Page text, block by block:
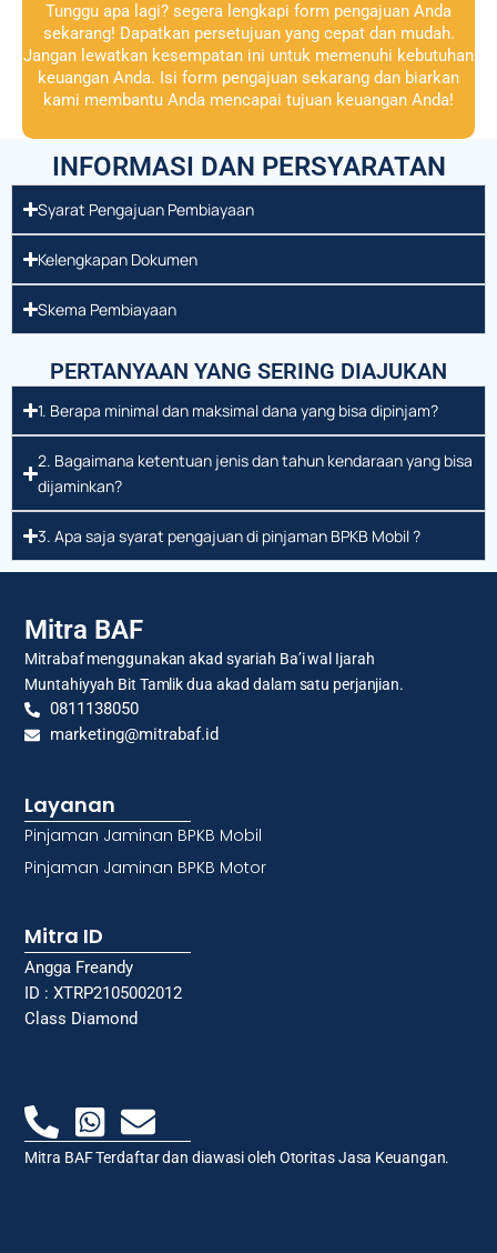
Tunggu apa lagi? segera lengkapi form pengajuan Anda
sekarang! Dapatkan persetujuan yang cepat dan mudah.
Jangan lewatkan kesempatan ini untuk memenuhi kebutuhan
keuangan Anda. Isi form pengajuan sekarang dan biarkan
kami membantu Anda mencapai tujuan keuangan Anda!
INFORMASI DAN PERSYARATAN
Syarat Pengajuan Pembiayaan
Kelengkapan Dokumen
Skema Pembiayaan
PERTANYAAN YANG SERING DIAJUKAN
1. Berapa minimal dan maksimal dana yang bisa dipinjam?
2. Bagaimana ketentuan jenis dan tahun kendaraan yang bisa
dijaminkan?
3. Apa saja syarat pengajuan di pinjaman BPKB Mobil ?
Mitra BAF
Mitrabaf menggunakan akad syariah Ba’i wal Ijarah
Muntahiyyah Bit Tamlik dua akad dalam satu perjanjian.
0811138050
marketing@mitrabaf.id
Layanan
Pinjaman Jaminan BPKB Mobil
Pinjaman Jaminan BPKB Motor
Mitra ID
Angga Freandy
ID : XTRP2105002012
Class Diamond
Mitra BAF Terdaftar dan diawasi oleh Otoritas Jasa Keuangan.